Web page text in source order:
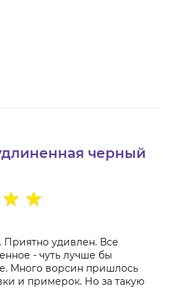
черный
Приятно удивлен. Все
- чуть лучше бы
Много ворсин пришлось
и примерок. Но за такую